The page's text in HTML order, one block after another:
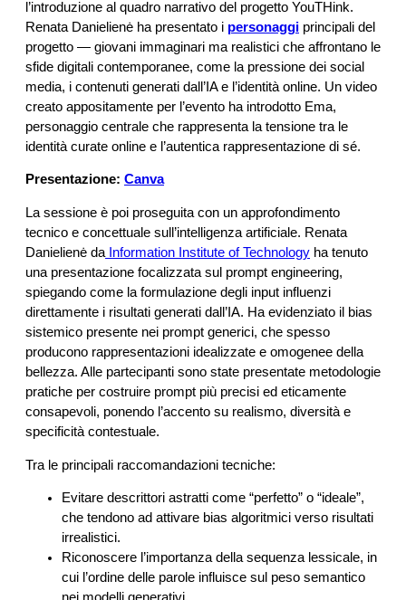
l’introduzione al quadro narrativo del progetto YouTHink.
Renata Danielienė ha presentato i personaggi principali del
progetto — giovani immaginari ma realistici che affrontano le
sfide digitali contemporanee, come la pressione dei social
media, i contenuti generati dall’IA e l’identità online. Un video
creato appositamente per l’evento ha introdotto Ema,
personaggio centrale che rappresenta la tensione tra le
identità curate online e l’autentica rappresentazione di sé.
Presentazione: Canva
La sessione è poi proseguita con un approfondimento
tecnico e concettuale sull’intelligenza artificiale. Renata
Danielienė da Information Institute of Technology ha tenuto
una presentazione focalizzata sul prompt engineering,
spiegando come la formulazione degli input influenzi
direttamente i risultati generati dall’IA. Ha evidenziato il bias
sistemico presente nei prompt generici, che spesso
producono rappresentazioni idealizzate e omogenee della
bellezza. Alle partecipanti sono state presentate metodologie
pratiche per costruire prompt più precisi ed eticamente
consapevoli, ponendo l’accento su realismo, diversità e
specificità contestuale.
Tra le principali raccomandazioni tecniche:
Evitare descrittori astratti come “perfetto” o “ideale”,
che tendono ad attivare bias algoritmici verso risultati
irrealistici.
Riconoscere l’importanza della sequenza lessicale, in
cui l’ordine delle parole influisce sul peso semantico